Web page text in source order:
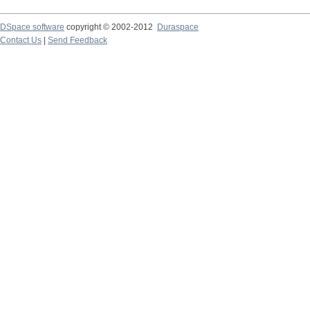
DSpace software copyright © 2002-2012
Duraspace
Contact Us
Send Feedback